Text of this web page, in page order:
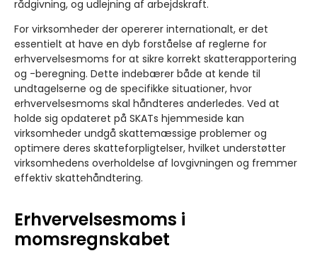
rådgivning, og udlejning af arbejdskraft.
For virksomheder der opererer internationalt, er det
essentielt at have en dyb forståelse af reglerne for
erhvervelsesmoms for at sikre korrekt skatterapportering
og -beregning. Dette indebærer både at kende til
undtagelserne og de specifikke situationer, hvor
erhvervelsesmoms skal håndteres anderledes. Ved at
holde sig opdateret på SKATs hjemmeside kan
virksomheder undgå skattemæssige problemer og
optimere deres skatteforpligtelser, hvilket understøtter
virksomhedens overholdelse af lovgivningen og fremmer
effektiv skattehåndtering.
Erhvervelsesmoms i
momsregnskabet